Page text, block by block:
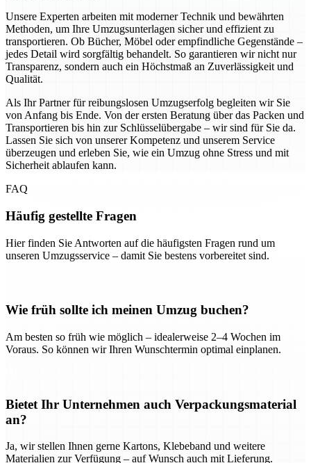
Unsere Experten arbeiten mit moderner Technik und bewährten
Methoden, um Ihre Umzugsunterlagen sicher und effizient zu
transportieren. Ob Bücher, Möbel oder empfindliche Gegenstände –
jedes Detail wird sorgfältig behandelt. So garantieren wir nicht nur
Transparenz, sondern auch ein Höchstmaß an Zuverlässigkeit und
Qualität.
Als Ihr Partner für reibungslosen Umzugserfolg begleiten wir Sie
von Anfang bis Ende. Von der ersten Beratung über das Packen und
Transportieren bis hin zur Schlüsselübergabe – wir sind für Sie da.
Lassen Sie sich von unserer Kompetenz und unserem Service
überzeugen und erleben Sie, wie ein Umzug ohne Stress und mit
Sicherheit ablaufen kann.
FAQ
Häufig gestellte Fragen
Hier finden Sie Antworten auf die häufigsten Fragen rund um
unseren Umzugsservice – damit Sie bestens vorbereitet sind.
Wie früh sollte ich meinen Umzug buchen?
Am besten so früh wie möglich – idealerweise 2–4 Wochen im
Voraus. So können wir Ihren Wunschtermin optimal einplanen.
Bietet Ihr Unternehmen auch Verpackungsmaterial
an?
Ja, wir stellen Ihnen gerne Kartons, Klebeband und weitere
Materialien zur Verfügung – auf Wunsch auch mit Lieferung.